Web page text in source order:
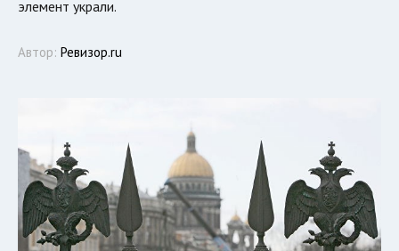
элемент украли.
Автор: Ревизор.ru